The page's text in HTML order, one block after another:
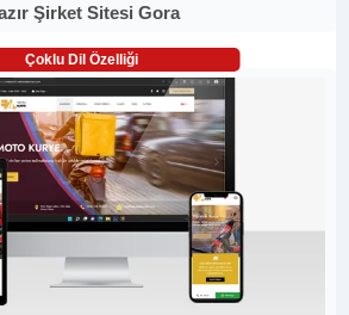
Şirket Sitesi Gora
Çoklu Dil Özelliği